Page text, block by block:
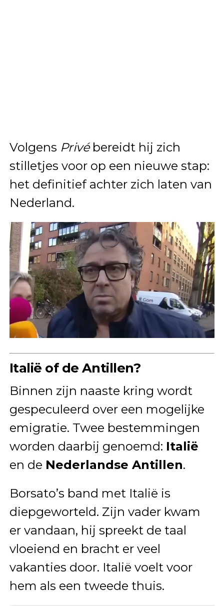
Volgens Privébereidt hij zich
stilletjes voor op een nieuwe stap:
het definitief achter zich laten van
Nederland.
Italië of de Antillen?
Binnen zijn naaste kring wordt
gespeculeerd over een mogelijke
emigratie. Twee bestemmingen
worden daarbij genoemd: Italië
en de Nederlandse Antillen.
Borsato’s band met Italië is
diepgeworteld. Zijn vader kwam
er vandaan, hij spreekt de taal
vloeiend en bracht er veel
vakanties door. Italië voelt voor
hem als een tweede thuis.